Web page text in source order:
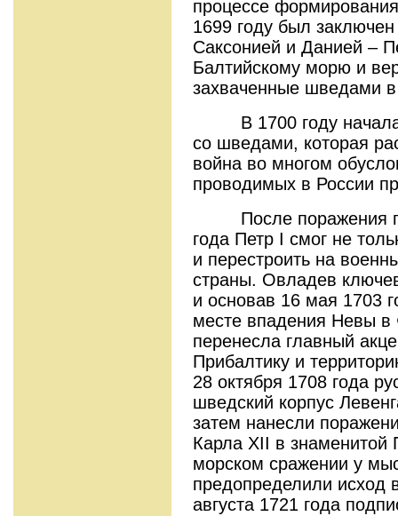
процессе
1699 году был
Саксонией и Данией –
Балтийскому морю и
захваченные шведами
В 1700 году
со шведами, которая
война во многом
проводимых в России
После поражения
года Петр I смог не
и перестроить на
страны. Овладев
и основав 16 мая 1703
месте впадения Невы в
перенесла главный
Прибалтику и
28 октября 1708 года
шведский корпус
затем нанесли
Карла ХII в знаменитой
морском сражении у
предопределили исход
августа 1721 года